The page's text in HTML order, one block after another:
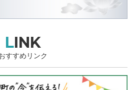
LINK
すすめリンク